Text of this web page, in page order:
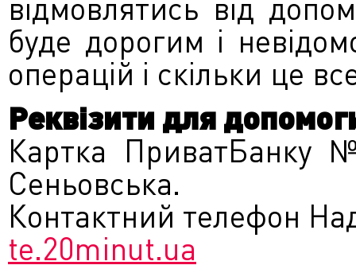
буде дорогим і
операцій і скільки це
Реквізити для
Картка ПриватБанку
Сеньовська.
Контактний телефон
te.20minut.ua